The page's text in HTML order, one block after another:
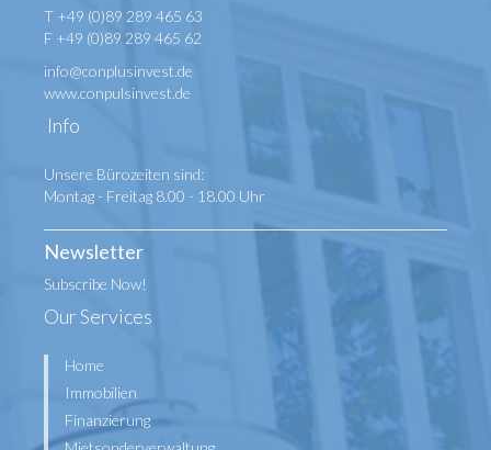
T +49 (0)89 289 465 63
F +49 (0)89 289 465 62
info@conplusinvest.de
www.conpulsinvest.de
Info
Unsere Bürozeiten sind:
Montag - Freitag 8.00 - 18.00 Uhr
Newsletter
Subscribe Now!
Our Services
Home
Immobilien
Finanzierung